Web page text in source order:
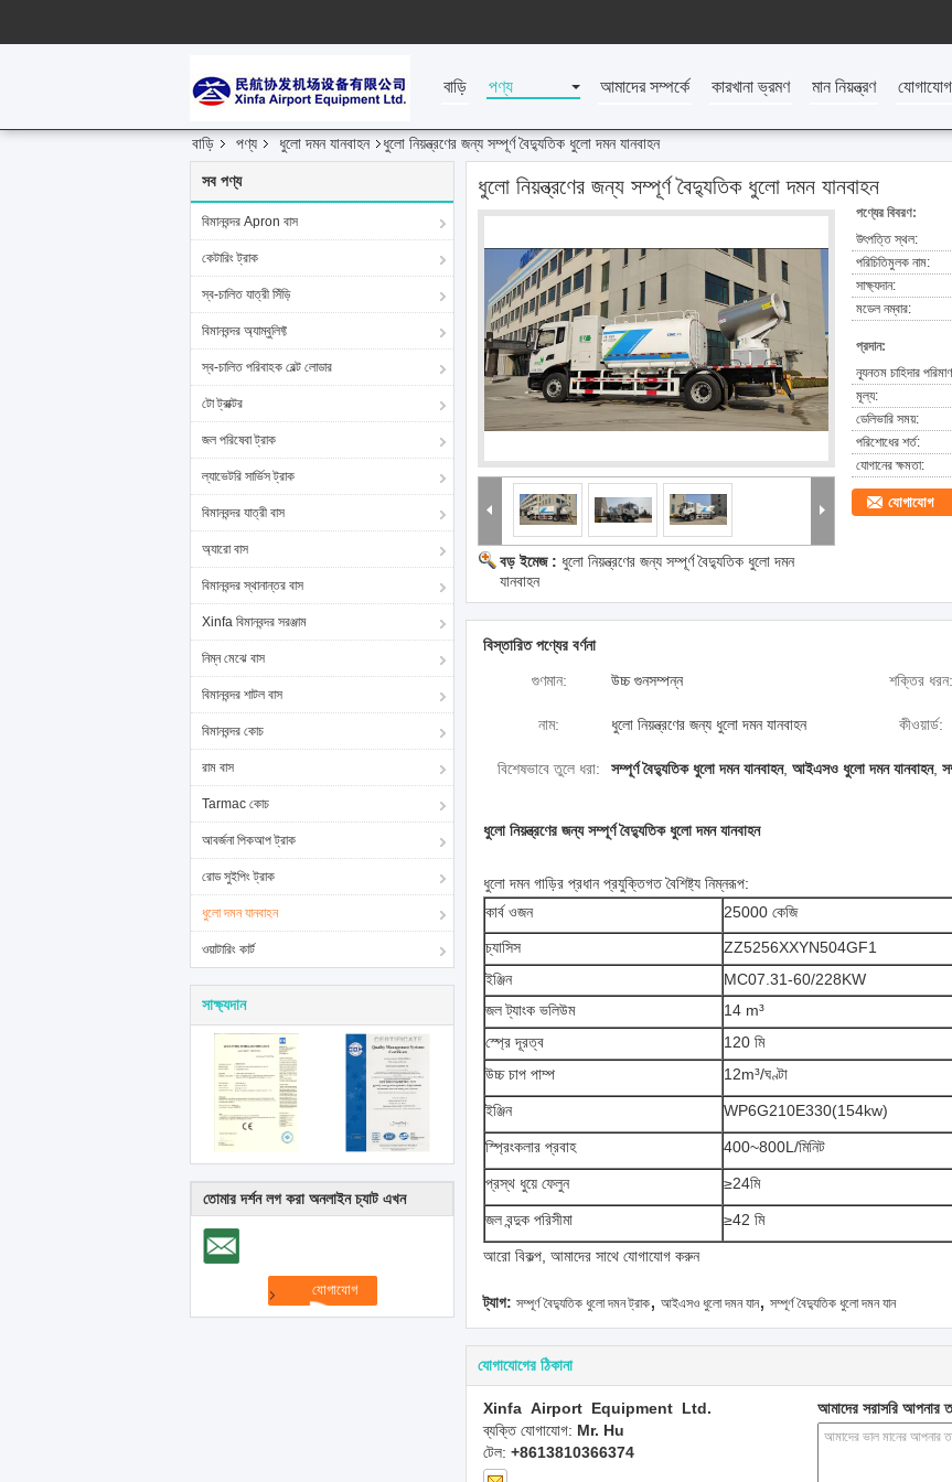
বাড়ি পণ্য আমাদের সম্পর্কে কারখানা ভ্রমণ মান নিয়ন্ত্রণ
বাড়ি পণ্য ধুলো দমন যানবাহন ধুলো নিয়ন্ত্রণের জন্য সম্পূর্ণ বৈদ্যুতিক ধুলো দমন যানবাহন
সব পণ্য
বিমানবন্দর Apron বাস
কেটারিং ট্রাক
স্ব-চালিত যাত্রী সিঁড়ি
বিমানবন্দর অ্যাম্বুলিফ্ট
স্ব-চালিত পরিবাহক বেল্ট লোডার
টো ট্রাক্টর
জল পরিষেবা ট্রাক
ল্যাভেটরি সার্ভিস ট্রাক
বিমানবন্দর যাত্রী বাস
অ্যারো বাস
বিমানবন্দর স্থানান্তর বাস
Xinfa বিমানবন্দর সরঞ্জাম
নিম্ন মেঝে বাস
বিমানবন্দর শাটল বাস
বিমানবন্দর কোচ
রাম বাস
Tarmac কোচ
আবর্জনা পিকআপ ট্রাক
রোড সুইপিং ট্রাক
ধুলো দমন যানবাহন
ওয়াটারিং কার্ট
সাক্ষ্যদান
তোমার দর্শন লগ করা অনলাইন চ্যাট এখন
ধুলো নিয়ন্ত্রণের জন্য সম্পূর্ণ বৈদ্যুতিক ধুলো দমন যানবাহন
বড় ইমেজ : ধুলো নিয়ন্ত্রণের জন্য সম্পূর্ণ বৈদ্যুতিক ধুলো দমন
যানবাহন
পণ্যের বিবরণ:
উৎপত্তি স্থল:
পরিচিতিমুলক নাম:
সাক্ষ্যদান:
মডেল নম্বার:
প্রদান:
ন্যূনতম চাহিদার
মূল্য:
ডেলিভারি সময়:
পরিশোধের শর্ত:
যোগানের ক্ষমতা:
যোগাযোগ
বিস্তারিত পণ্যের বর্ণনা
গুণমান:
উচ্চ গুনসম্পন্ন শক্তির ধরন:
নাম: ধুলো নিয়ন্ত্রণের জন্য ধুলো দমন যানবাহন কীওয়ার্ড:
বিশেষভাবে তুলে ধরা: সম্পূর্ণ বৈদ্যুতিক ধুলো দমন যানবাহন, আইএসও ধুলো দমন যানবাহন,
ধুলো নিয়ন্ত্রণের জন্য সম্পূর্ণ বৈদ্যুতিক ধুলো দমন যানবাহন
ধুলো দমন গাড়ির প্রধান প্রযুক্তিগত বৈশিষ্ট্য নিম্নরূপ:
কার্ব ওজন
25000 কেজি
চ্যাসিস
ZZ5256XXYN504GF1
ইঞ্জিন
MC07.31-60/228KW
জল ট্যাংক ভলিউম
14 m³
স্প্রে দূরত্ব
120 মি
উচ্চ চাপ পাম্প
12m³/ঘণ্টা
ইঞ্জিন WP6G210E330(154kw)
স্প্রিংকলার প্রবাহ 400~800L/মিনিট
প্রস্থ ধুয়ে ফেলুন ≥24মি
জল বন্দুক পরিসীমা ≥42 মি
আরো বিকল্প, আমাদের সাথে যোগাযোগ করুন
ট্যাগ: সম্পূর্ণ বৈদ্যুতিক ধুলো দমন ট্রাক, আইএসও ধুলো দমন যান, সম্পূর্ণ বৈদ্যুতিক ধুলো দমন যান
যোগাযোগের ঠিকানা
Xinfa Airport Equipment Ltd.
ব্যক্তি যোগাযোগ: Mr. Hu
টেল: +8613810366374
আমাদের সরাসরি আপনার